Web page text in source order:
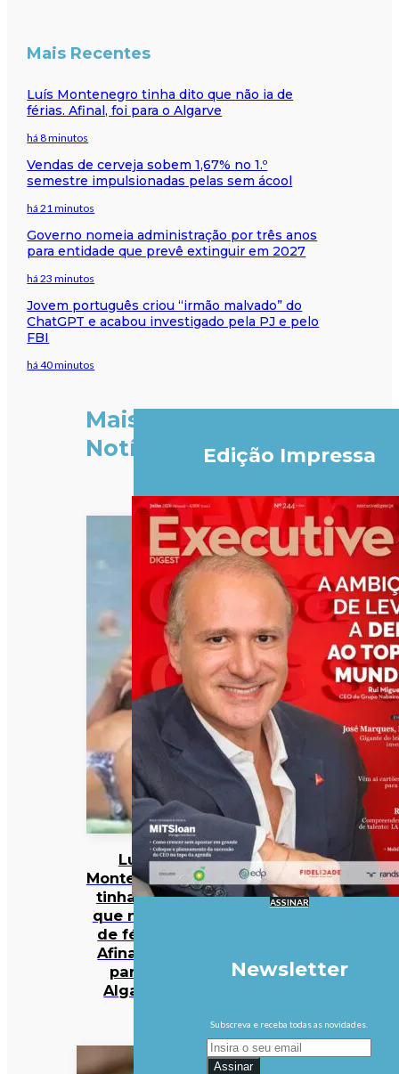
Mais Recentes
Luís Montenegro tinha dito que não ia de
férias. Afinal, foi para o Algarve
há 8 minutos
Vendas de cerveja sobem 1,67% no 1.º
semestre impulsionadas pelas sem ácool
há 21 minutos
Governo nomeia administração por três anos
para entidade que prevê extinguir em 2027
há 23 minutos
Jovem português criou “irmão malvado” do
ChatGPT e acabou investigado pela PJ e pelo
FBI
há 40 minutos
Mais
Notícias
Luís
Montenegro
tinha dito
que não ia
de férias.
Afinal, foi
para o
Algarve
Edição Impressa
ASSINAR
Newsletter
Subscreva e receba todas as novidades.
Assinar